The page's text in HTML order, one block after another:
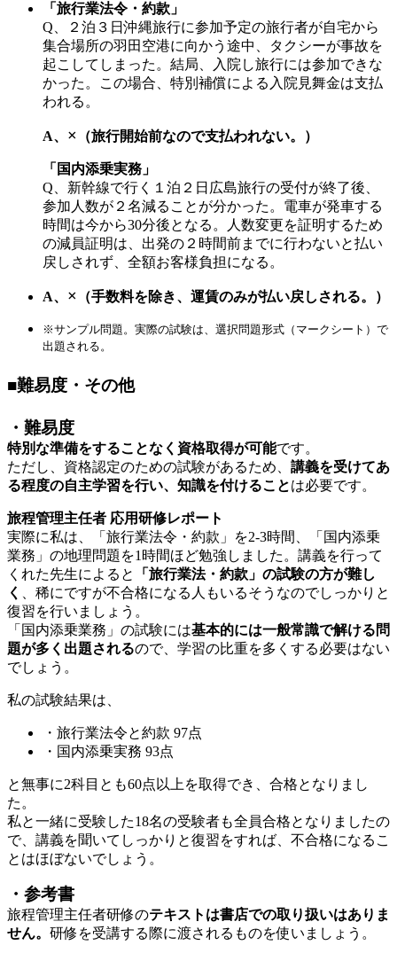
「旅行業法令・約款」
Q、２泊３日沖縄旅行に参加予定の旅行者が自宅から
集合場所の羽田空港に向かう途中、タクシーが事故を
起こしてしまった。結局、入院し旅行には参加できな
かった。この場合、特別補償による入院見舞金は支払
われる。
A、 × （旅行開始前なので支払われない。）
「国内添乗実務」
Q、新幹線で行く１泊２日広島旅行の受付が終了後、
参加人数が２名減ることが分かった。電車が発車する
時間は今から30分後となる。人数変更を証明するため
の減員証明は、出発の２時間前までに行わないと払い
戻しされず、全額お客様負担になる。
A、 × （手数料を除き、運賃のみが払い戻しされる。）
※サンプル問題。実際の試験は、選択問題形式（マークシート）で
出題される。
■難易度・その他
・難易度
特別な準備をすることなく資格取得が可能です。
ただし、資格認定のための試験があるため、 講義を受けてあ
る程度の自主学習を行い、知識を付けることは必要です。
旅程管理主任者 応用研修レポート
実際に私は、「旅行業法令・約款」を2-3時間、「国内添乗
業務」の地理問題を1時間ほど勉強しました。講義を行って
くれた先生によると
「旅行業法・約款」の試験の方が難し
く 、稀にですが不合格になる人もいるそうなのでしっかりと
復習を行いましょう。
「国内添乗業務」の試験には基本的には一般常識で解ける問
題が多く出題されるので、学習の比重を多くする必要はない
でしょう。
私の試験結果は、
・旅行業法令と約款 97点
・国内添乗実務 93点
と無事に2科目とも60点以上を取得でき、合格となりまし
た。
私と一緒に受験した18名の受験者も全員合格となりましたの
で、講義を聞いてしっかりと復習をすれば、不合格になるこ
とはほぼないでしょう。
・参考書
旅程管理主任者研修のテキストは書店での取り扱いはありま
せん。 研修を受講する際に渡されるものを使いましょう。